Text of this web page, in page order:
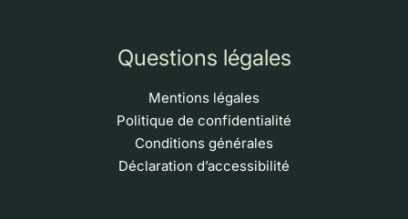
Questions légales
Mentions légales
Politique de confidentialité
Conditions générales
Déclaration d’accessibilité